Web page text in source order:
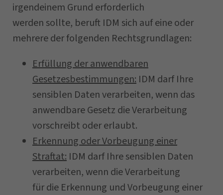
irgendeinem Grund erforderlich
werden sollte, beruft IDM sich auf eine oder
mehrere der folgenden Rechtsgrundlagen:
Erfüllung der anwendbaren
Gesetzesbestimmungen: IDM darf Ihre
sensiblen Daten verarbeiten, wenn das
anwendbare Gesetz die Verarbeitung
vorschreibt oder erlaubt.
Erkennung oder Vorbeugung einer
Straftat: IDM darf Ihre sensiblen Daten
verarbeiten, wenn die Verarbeitung
für die Erkennung und Vorbeugung einer